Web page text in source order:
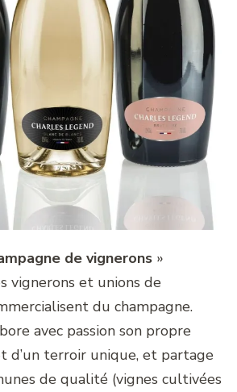
de vignerons »
vignerons et unions de
du champagne.
avec passion son propre
d’un terroir unique, et partage
de qualité (vignes cultivées